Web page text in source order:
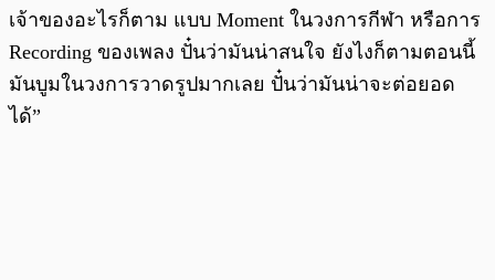
เจ้าของอะไรก็ตาม แบบ Moment ในวงการกีฬา หรือการ
Recording ของเพลง ปั๋นว่ามันน่าสนใจ ยังไงก็ตามตอนนี้
มันบูมในวงการวาดรูปมากเลย ปั๋นว่ามันน่าจะต่อยอด
ได้”